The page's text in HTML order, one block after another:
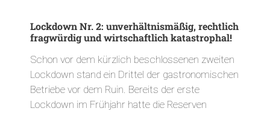
Lockdown Nr. 2: unverhältnismäßig, rechtlich
fragwürdig und wirtschaftlich katastrophal!
Schon vor dem kürzlich beschlossenen zweiten
Lockdown stand ein Drittel der gastronomischen
Betriebe vor dem Ruin. Bereits der erste
Lockdown im Frühjahr hatte die Reserven